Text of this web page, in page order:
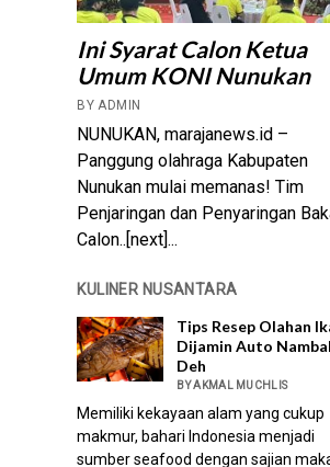
Ini Syarat Calon Ketua
Umum KONI Nunukan
BY ADMIN
NUNUKAN, marajanews.id –
Panggung olahraga Kabupaten
Nunukan mulai memanas! Tim
Penjaringan dan Penyaringan
Calon..[next]...
KULINER NUSANTARA
Tips Resep Olahan
Dijamin Auto
Deh
BY AKMAL MUCHLIS
Memiliki kekayaan alam yang cukup
makmur, bahari Indonesia menjadi
sumber seafood dengan sajian